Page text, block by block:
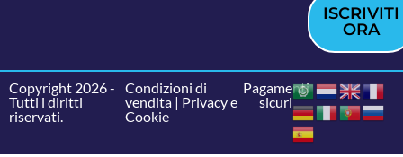
ISCRIVITI
ORA
Copyright 2026 -
Tutti i diritti
riservati.
Condizioni di
vendita| Privacy e
Cookie
Pagamenti
sicuri